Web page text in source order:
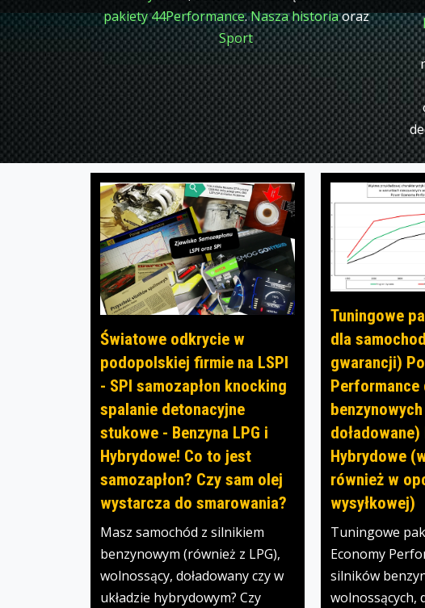
pakiety 44Performance.Nasza historiaoraz
Sport
Światowe odkrycie w
podopolskiej firmie na LSPI
- SPI samozapłon knocking
spalanie detonacyjne
stukowe - Benzyna LPG i
Hybrydowe! Co to jest
samozapłon? Czy sam olej
wystarcza do smarowania?
Masz samochód z silnikiem
benzynowym (również z LPG),
wolnossący, doładowany czy w
układzie hybrydowym? Czy
Tuningowe
dla
gwarancji)
Hybrydowe
również w
wysyłkowej)
Tuningowe
Economy
silników
wolnossących,